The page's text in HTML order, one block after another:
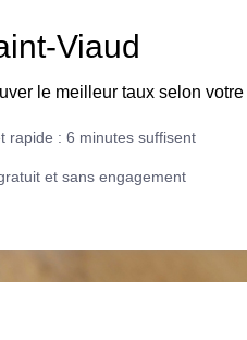
Viaud
le meilleur taux selon votre
rapide : 6 minutes suffisent
et sans engagement